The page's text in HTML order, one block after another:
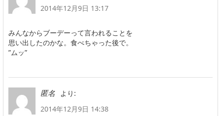
2014年12月9日 13:17
みんなからブーデーって言われることを
思い出したのかな。食べちゃった後で。
”ムッ”
匿名
より:
2014年12月9日 14:38